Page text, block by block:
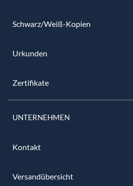
Schwarz/Weiß-Kopien
Urkunden
Zertifikate
UNTERNEHMEN
Kontakt
Versandübersicht